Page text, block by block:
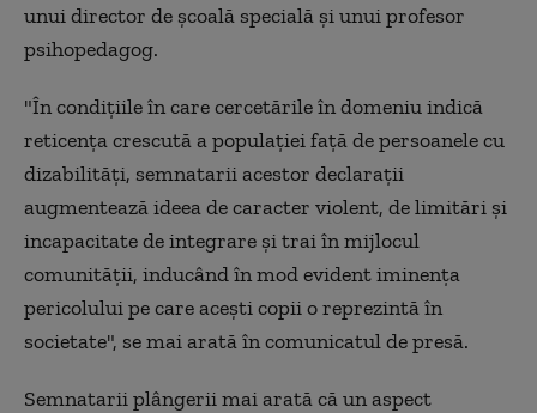
unui director de şcoală specială şi unui profesor
psihopedagog.
"În condiţiile în care cercetările în domeniu indică
reticenţa crescută a populaţiei faţă de persoanele cu
dizabilităţi, semnatarii acestor declaraţii
augmentează ideea de caracter violent, de limitări şi
incapacitate de integrare şi trai în mijlocul
comunităţii, inducând în mod evident iminenţa
pericolului pe care aceşti copii o reprezintă în
societate", se mai arată în comunicatul de presă.
Semnatarii plângerii mai arată că un aspect